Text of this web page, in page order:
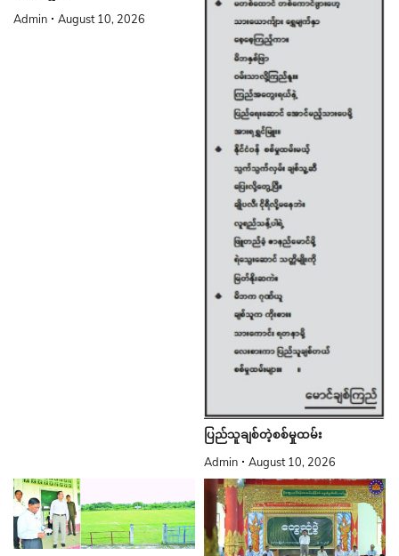
Admin August 10, 2026
ပြည်သူချစ်တဲ့စစ်မှုထမ်း
Admin August 10, 2026